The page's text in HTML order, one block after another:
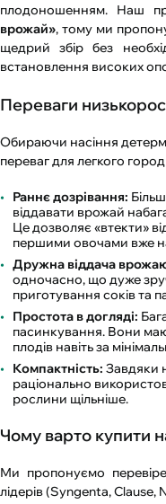
плодоношенням. Наш
врожай», тому ми
щедрий збір без
встановлення високих
Переваги
Обираючи насіння
переваг для легкого
Раннє дозрівання:
віддавати врожай
Це дозволяє «втекти»
першими овочами вже
Дружна віддача
одночасно, що дуже
приготування соків та
Простота в догляді:
пасинкування. Вони
плодів навіть за
Компактність: Завдяки
раціонально
рослини щільніше.
Чому варто купити
Ми пропонуємо
лідерів (Syngenta, Clause,